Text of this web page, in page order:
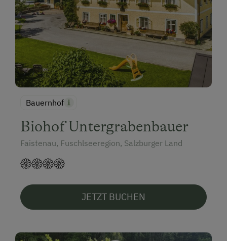
Bauernhof
Biohof Untergrabenbauer
Faistenau, Fuschlseeregion, Salzburger Land
JETZT BUCHEN